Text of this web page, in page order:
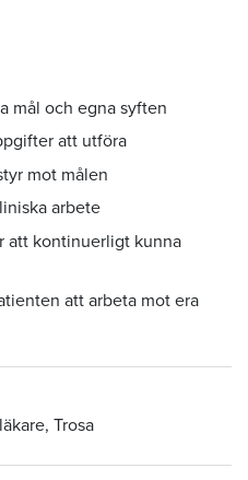
mål och egna syften
att utföra
mot målen
arbete
att kontinuerligt kunna
att arbeta mot era
Trosa